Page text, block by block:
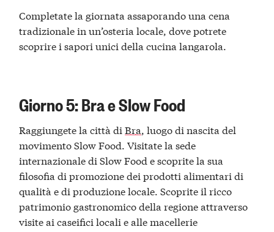
Completate la giornata assaporando una cena
tradizionale in un’osteria locale, dove potrete
scoprire i sapori unici della cucina langarola.
Giorno 5: Bra e Slow Food
Raggiungete la città diBra, luogo di nascita del
movimento Slow Food. Visitate la sede
internazionale di Slow Food e scoprite la sua
filosofia di promozione dei prodotti alimentari di
qualità e di produzione locale. Scoprite il ricco
patrimonio gastronomico della regione attraverso
visite ai caseifici locali e alle macellerie